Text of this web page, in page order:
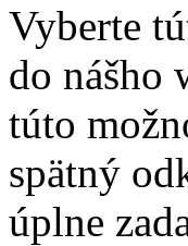
Vyberte
do nášho
túto
spätný
úplne